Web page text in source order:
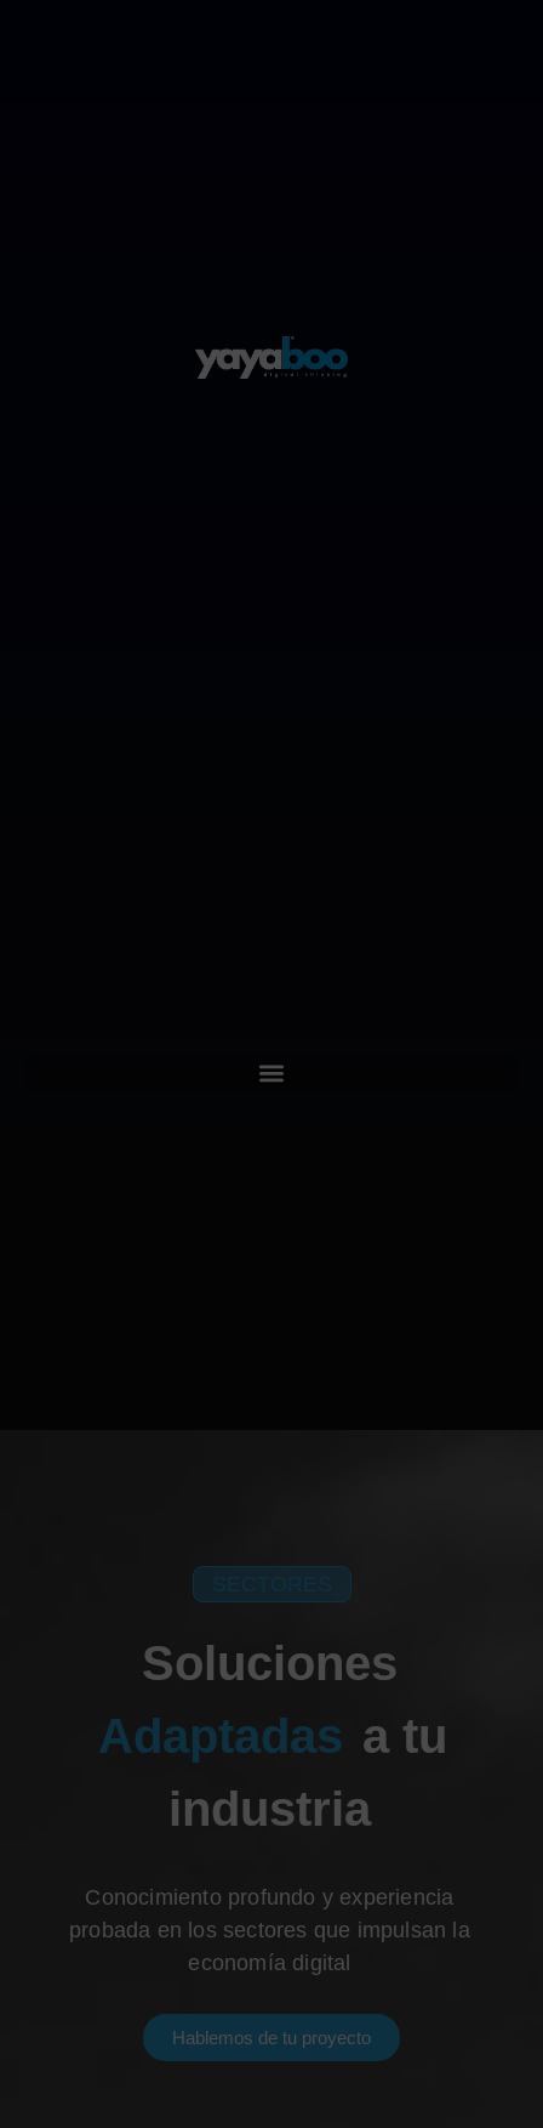
SECTORES
Soluciones
Adaptadas a tu
industria
Conocimiento profundo y experiencia
probada en los sectores que impulsan la
economía digital
Hablemos de tu proyecto